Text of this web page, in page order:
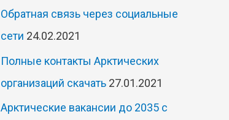
Обратная связь через социальные
сети 24.02.2021
Полные контакты Арктических
организаций скачать 27.01.2021
Арктические вакансии до 2035 с